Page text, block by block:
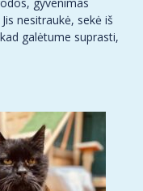
nesitraukė, sekė iš
galėtume suprasti,